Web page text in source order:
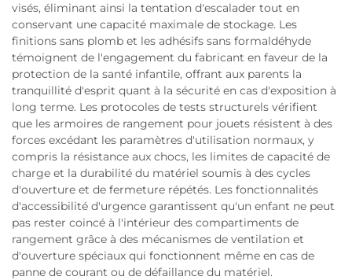
visés, éliminant ainsi la tentation d'escalader tout en
conservant une capacité maximale de stockage. Les
finitions sans plomb et les adhésifs sans formaldéhyde
témoignent de l'engagement du fabricant en faveur de la
protection de la santé infantile, offrant aux parents la
tranquillité d'esprit quant à la sécurité en cas d'exposition à
long terme. Les protocoles de tests structurels vérifient
que les armoires de rangement pour jouets résistent à des
forces excédant les paramètres d'utilisation normaux, y
compris la résistance aux chocs, les limites de capacité de
charge et la durabilité du matériel soumis à des cycles
d'ouverture et de fermeture répétés. Les fonctionnalités
d'accessibilité d'urgence garantissent qu'un enfant ne peut
pas rester coincé à l'intérieur des compartiments de
rangement grâce à des mécanismes de ventilation et
d'ouverture spéciaux qui fonctionnent même en cas de
panne de courant ou de défaillance du matériel.